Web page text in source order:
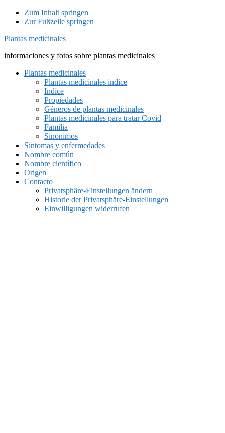
Zum Inhalt springen
Zur Fußzeile springen
Plantas medicinales
informaciones y fotos sobre plantas medicinales
Plantas medicinales
Plantas medicinales indice
Indice
Propiedades
Géneros de plantas medicinales
Plantas medicinales para tratar Covid
Familia
Sinónimos
Síntomas y enfermedades
Nombre común
Nombre científico
Origen
Contacto
Privatsphäre-Einstellungen ändern
Historie der Privatsphäre-Einstellungen
Einwilligungen widerrufen